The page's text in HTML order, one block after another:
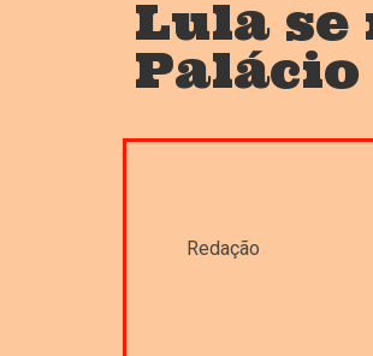
Lula se
Redação